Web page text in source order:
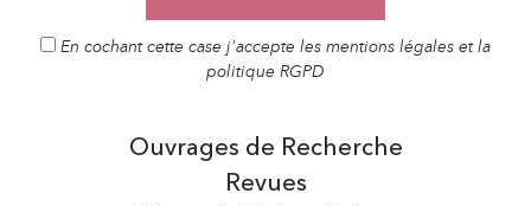
En cochant cette case j'accepte les mentions légales et la
politique RGPD
Ouvrages de Recherche
Revues